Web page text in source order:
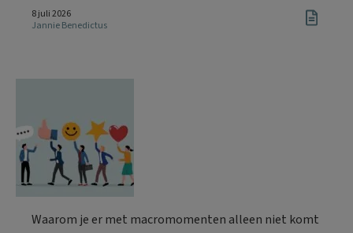
8 juli 2026
Jannie Benedictus
Waarom je er met macromomenten alleen niet komt